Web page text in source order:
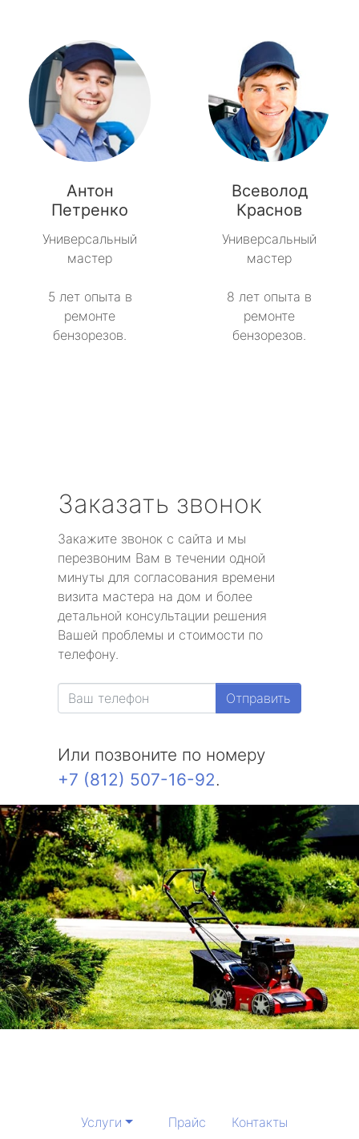
Антон
Петренко
Универсальный
мастер
5 лет опыта в
ремонте
бензорезов.
Всеволод
Краснов
Универсальный
мастер
8 лет опыта в
ремонте
бензорезов.
Заказать звонок
Закажите звонок с сайта и мы
перезвоним Вам в течении одной
минуты для согласования времени
визита мастера на дом и более
детальной консультации решения
Вашей проблемы и стоимости по
телефону.
Отправить
Или позвоните по номеру
+7 (812) 507-16-92.
Услуги Прайс Контакты